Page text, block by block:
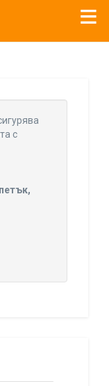
съобщение
Инфо“ ЕАД (
от
с